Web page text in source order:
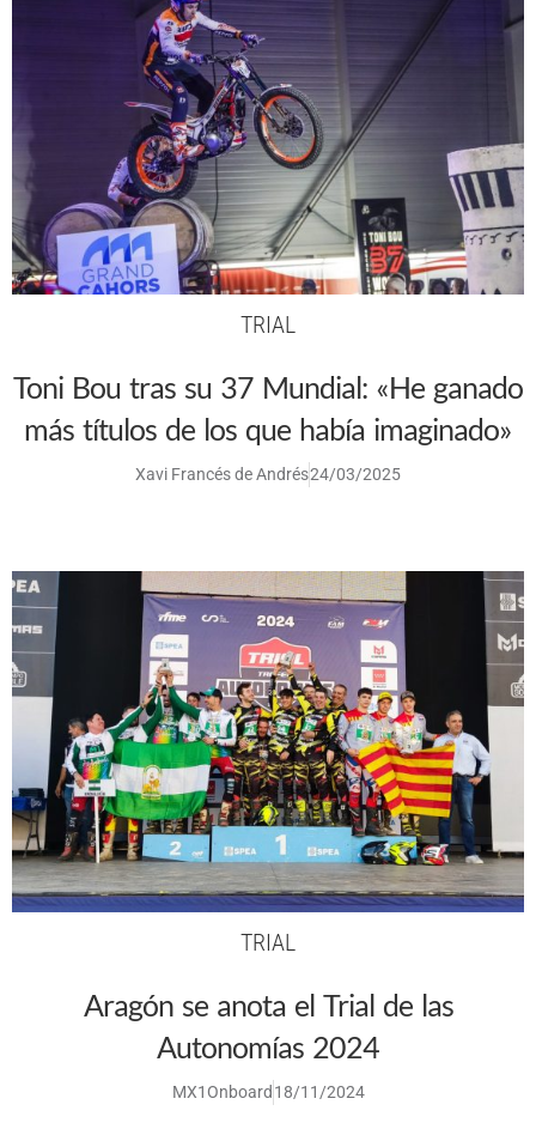
TRIAL
Toni Bou tras su 37 Mundial: «He ganado
más títulos de los que había imaginado»
Xavi Francés de Andrés24/03/2025
TRIAL
Aragón se anota el Trial de las
Autonomías 2024
MX1Onboard 18/11/2024